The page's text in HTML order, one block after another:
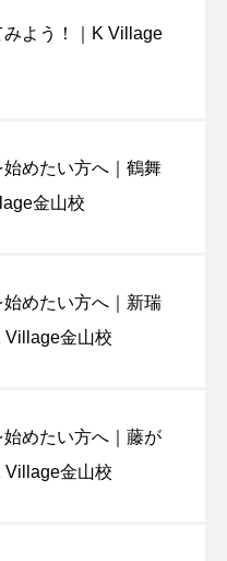
よう！｜K Village
めたい方へ｜鶴舞
金山校
めたい方へ｜新瑞
Village金山校
めたい方へ｜藤が
Village金山校